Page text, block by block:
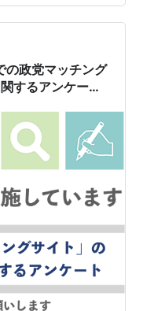
の政党マッチング
するアンケート